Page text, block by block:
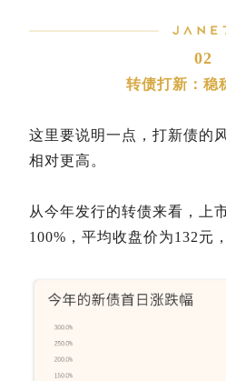
02
转债打新：稳
这里要说明一点，打新债的
相对更高。
从今年发行的转债来看，上
100%，平均收盘价为132元